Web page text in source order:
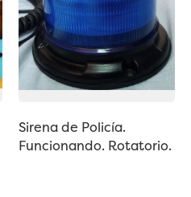
Sirena de Policía.
Funcionando. Rotatorio.